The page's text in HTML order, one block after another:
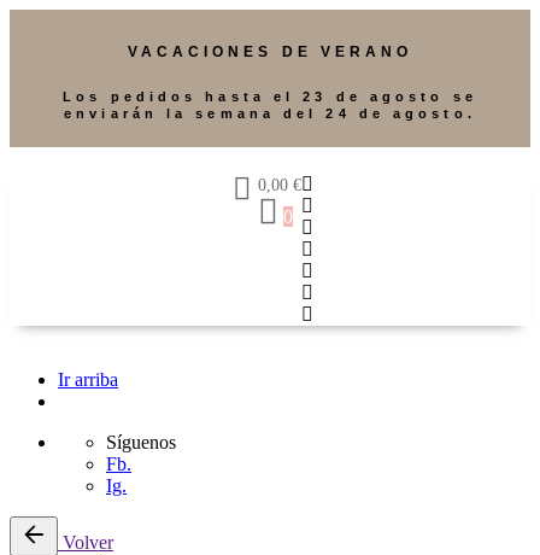
VACACIONES DE VERANO
Los pedidos hasta el 23 de agosto se
enviarán la semana del 24 de agosto.
0,00 €
0
Ir arriba
Síguenos
Fb.
Ig.
Volver